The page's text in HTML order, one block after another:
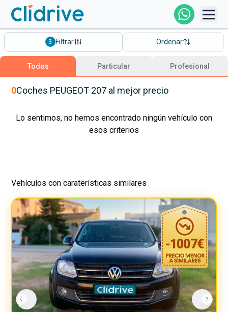
Comprar Coche
Todos Los Coches
Profesional
Particular
Clidrive
3 Filtrar Ordenar
Todos Particular Profesional
0Coches PEUGEOT 207 al mejor precio
Lo sentimos, no hemos encontrado ningún vehículo con
esos criterios
Vehículos con caraterísticas similares
-1007€